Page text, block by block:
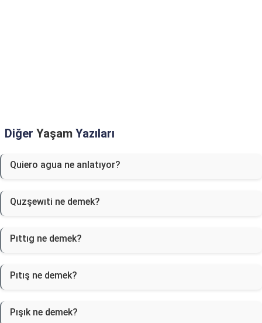
Diğer Yaşam Yazıları
Quiero agua ne anlatıyor?
Quzşewıti ne demek?
Pıttıg ne demek?
Pıtış ne demek?
Pışık ne demek?